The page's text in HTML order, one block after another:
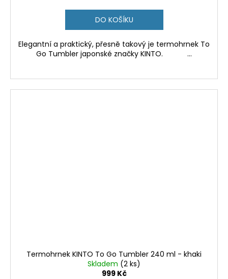
DO KOŠÍKU
Elegantní a praktický, přesně takový je termohrnek To
Go Tumbler japonské značky KINTO. ...
Termohrnek KINTO To Go Tumbler 240 ml - khaki
Skladem (2 ks)
999 Kč